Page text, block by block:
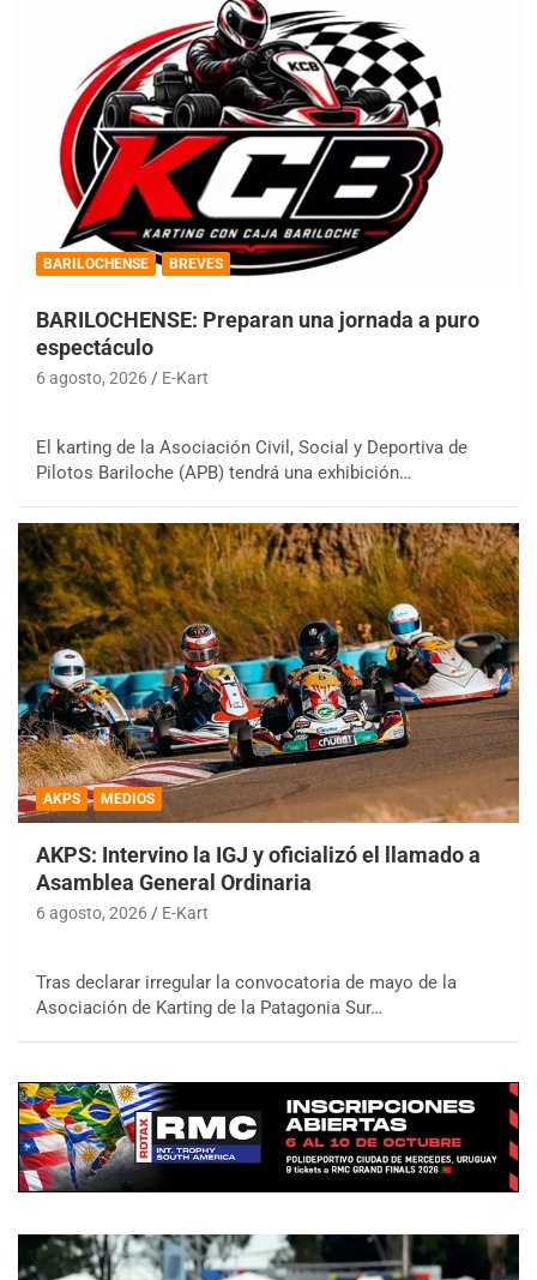
BARILOCHENSE BREVES
BARILOCHENSE: Preparan una jornada a puro
espectáculo
6 agosto, 2026 E-Kart
El karting de la Asociación Civil, Social y Deportiva de
Pilotos Bariloche (APB) tendrá una exhibición…
AKPS MEDIOS
AKPS: Intervino la IGJ y oficializó el llamado a
Asamblea General Ordinaria
6 agosto, 2026 E-Kart
Tras declarar irregular la convocatoria de mayo de la
Asociación de Karting de la Patagonia Sur…